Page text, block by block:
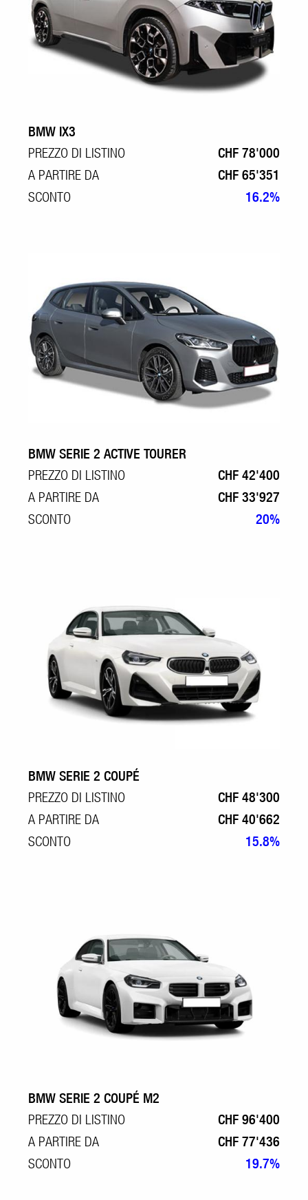
BMW IX3
PREZZO DI LISTINO
CHF 78'000
A PARTIRE DA
CHF 65'351
SCONTO
16.2%
BMW SERIE 2 ACTIVE TOURER
PREZZO DI LISTINO
CHF 42'400
A PARTIRE DA
CHF 33'927
SCONTO
20%
BMW SERIE 2 COUPÉ
PREZZO DI LISTINO
CHF 48'300
A PARTIRE DA
CHF 40'662
SCONTO
15.8%
BMW SERIE 2 COUPÉ M2
PREZZO DI LISTINO
CHF 96'400
A PARTIRE DA
CHF 77'436
SCONTO
19.7%